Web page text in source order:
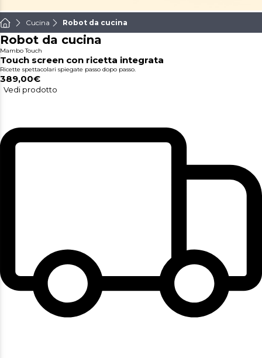
Cucina Robot da cucina
Robot da cucina
Mambo Touch
Touch screen con ricetta integrata
Ricette spettacolari spiegate passo dopo passo.
389,00€
Vedi prodotto